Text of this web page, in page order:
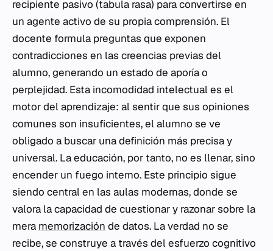
recipiente pasivo (tabula rasa) para convertirse en
un agente activo de su propia comprensión. El
docente formula preguntas que exponen
contradicciones en las creencias previas del
alumno, generando un estado de aporíao
perplejidad. Esta incomodidad intelectual es el
motor del aprendizaje: al sentir que sus opiniones
comunes son insuficientes, el alumno se ve
obligado a buscar una definición más precisa y
universal. La educación, por tanto, no es llenar, sino
encender un fuego interno. Este principio sigue
siendo central en las aulas modernas, donde se
valora la capacidad de cuestionar y razonar sobre la
mera memorización de datos. La verdad no se
recibe, se construye a través del esfuerzo cognitivo